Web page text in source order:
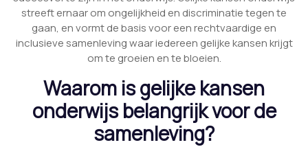
streeft ernaar om ongelijkheid en discriminatie tegen te
gaan, en vormt de basis voor een rechtvaardige en
inclusieve samenleving waar iedereen gelijke kansen krijgt
om te groeien en te bloeien.
Waarom is gelijke kansen
onderwijs belangrijk voor de
samenleving?